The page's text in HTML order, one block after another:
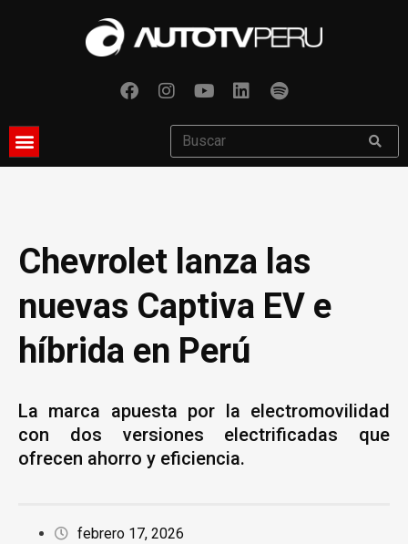
Chevrolet lanza las
nuevas Captiva EV e
híbrida en Perú
La marca apuesta por la electromovilidad
con dos versiones electrificadas que
ofrecen ahorro y eficiencia.
febrero 17, 2026